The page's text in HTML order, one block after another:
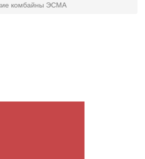
комбайны ЭСМА